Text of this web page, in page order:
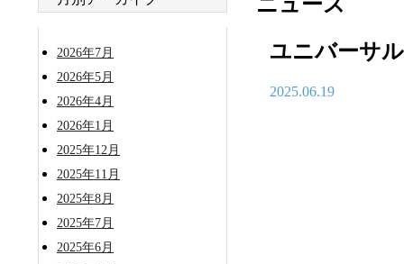
ユニバーサ
2025.06.19
2026年7月
2026年5月
2026年4月
2026年1月
2025年12月
2025年11月
2025年8月
2025年7月
2025年6月